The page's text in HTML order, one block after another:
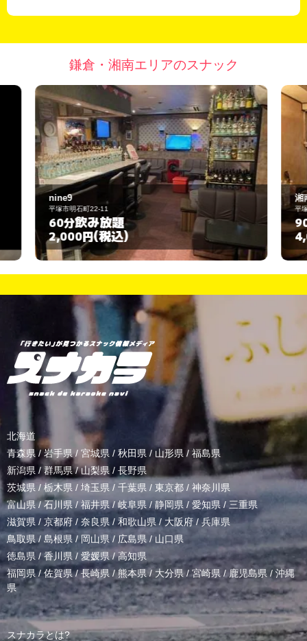
鎌倉・湘南エリアのスナック
平塚市明石町12-2
90分飲み放題
4,000円(税込)
北海道
青森県 / 岩手県/ 宮城県 / 秋田県 / 山形県/ 福島県
新潟県 /群馬県/山梨県 / 長野県
茨城県 / 栃木県 / 埼玉県 / 千葉県 / 東京都 / 神奈川県
富山県 /石川県/福井県/岐阜県 / 静岡県 / 愛知県 / 三重県
滋賀県 / 京都府 / 奈良県 / 和歌山県/ 大阪府 /兵庫県
鳥取県/ 島根県 /岡山県/ 広島県 / 山口県
徳島県 /香川県 / 愛媛県/高知県
福岡県/佐賀県/長崎県 /熊本県/ 大分県/宮崎県 /鹿児島県 / 沖縄
県
スナカラとは?